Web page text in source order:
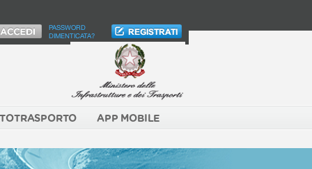
PASSWORD
DIMENTICATA?
APP MOBILE